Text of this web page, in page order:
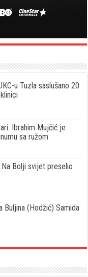
u Tuzla saslušano 20
Ibrahim Mujčić je
sa ružom
Bolji svijet preselio
Buljina (Hodžić) Samida